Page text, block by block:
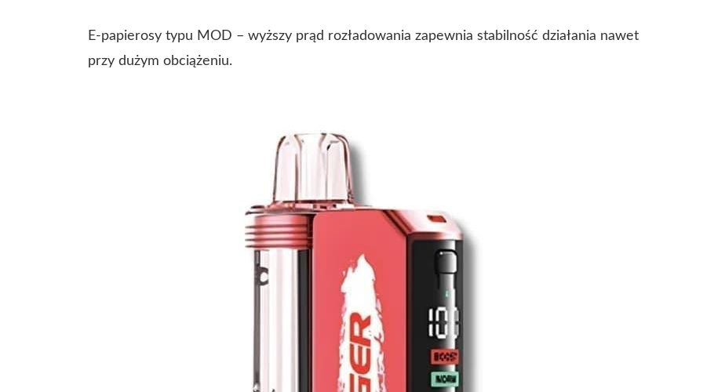
E-papierosy typu MOD – wyższy prąd rozładowania zapewnia stabilność działania nawet
przy dużym obciążeniu.